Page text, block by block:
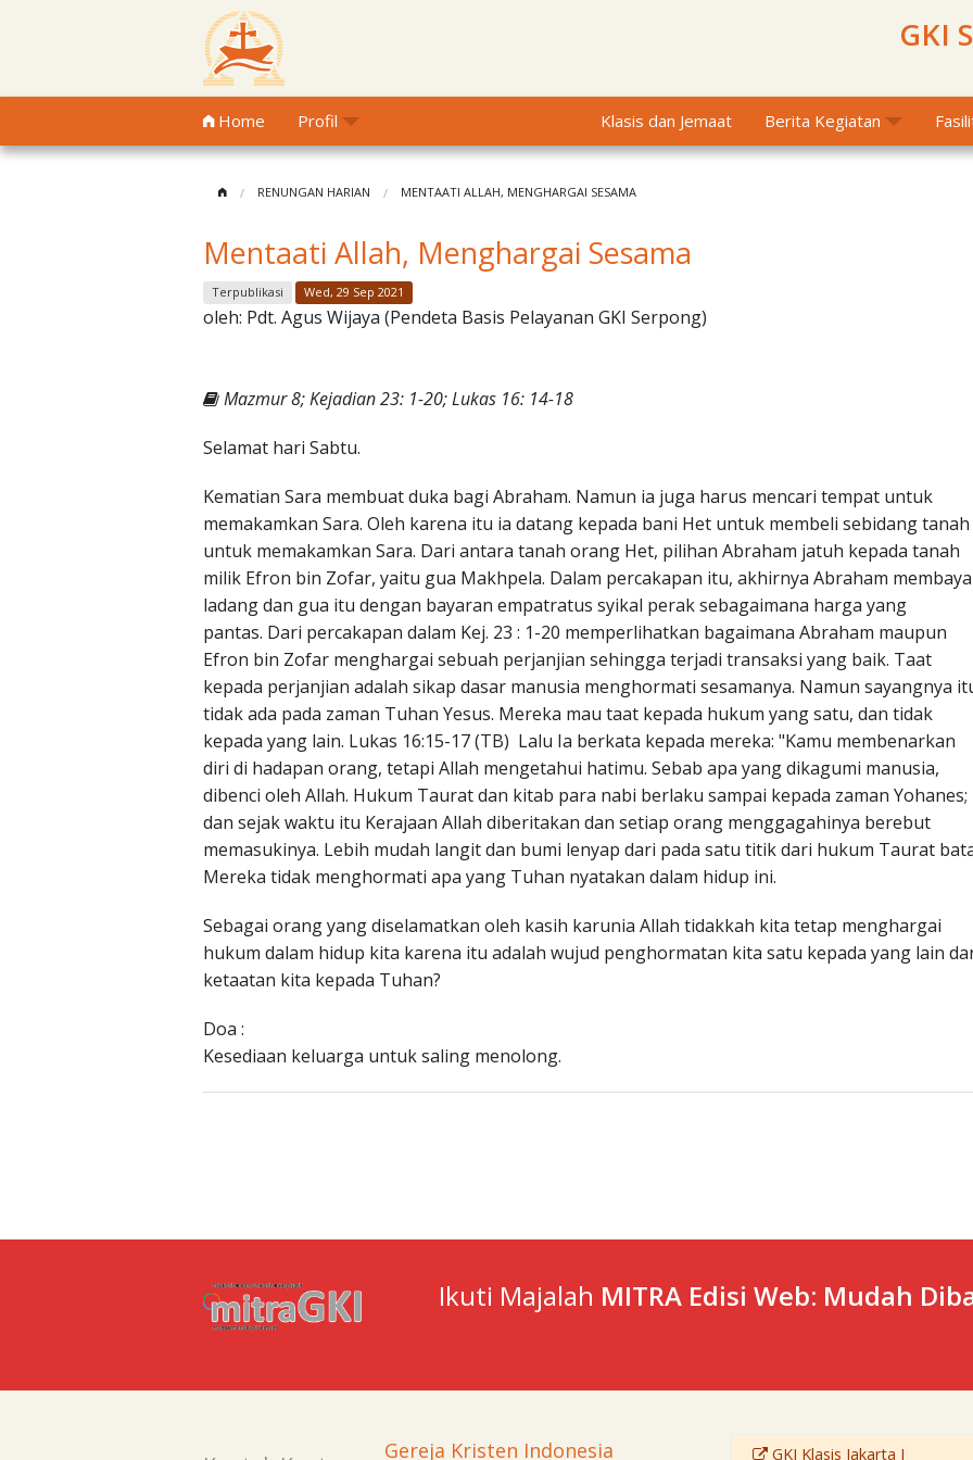
GKI
Home Profil Klasis dan Jemaat Berita Kegiatan
RENUNGAN HARIAN MENTAATI ALLAH, MENGHARGAI SESAMA
Mentaati Allah, Menghargai Sesama
Terpublikasi Wed, 29 Sep 2021
oleh: Pdt. Agus Wijaya (Pendeta Basis Pelayanan GKI Serpong)
Mazmur 8; Kejadian 23: 1-20; Lukas 16: 14-18
Selamat hari Sabtu.
Kematian Sara membuat duka bagi Abraham. Namun ia juga harus mencari tempat untuk
memakamkan Sara. Oleh karena itu ia datang kepada bani Het untuk membeli sebidang tanah
untuk memakamkan Sara. Dari antara tanah orang Het, pilihan Abraham jatuh kepada tanah
milik Efron bin Zofar, yaitu gua Makhpela. Dalam percakapan itu, akhirnya Abraham
ladang dan gua itu dengan bayaran empatratus syikal perak sebagaimana harga yang
pantas. Dari percakapan dalam Kej. 23 : 1-20 memperlihatkan bagaimana Abraham maupun
Efron bin Zofar menghargai sebuah perjanjian sehingga terjadi transaksi yang baik. Taat
kepada perjanjian adalah sikap dasar manusia menghormati sesamanya. Namun sayangnya
tidak ada pada zaman Tuhan Yesus. Mereka mau taat kepada hukum yang satu, dan tidak
kepada yang lain. Lukas 16:15-17 (TB) Lalu Ia berkata kepada mereka: "Kamu membenarkan
diri di hadapan orang, tetapi Allah mengetahui hatimu. Sebab apa yang dikagumi manusia,
dibenci oleh Allah. Hukum Taurat dan kitab para nabi berlaku sampai kepada zaman Yohanes;
dan sejak waktu itu Kerajaan Allah diberitakan dan setiap orang menggagahinya berebut
memasukinya. Lebih mudah langit dan bumi lenyap dari pada satu titik dari hukum Taurat
Mereka tidak menghormati apa yang Tuhan nyatakan dalam hidup ini.
Sebagai orang yang diselamatkan oleh kasih karunia Allah tidakkah kita tetap menghargai
hukum dalam hidup kita karena itu adalah wujud penghormatan kita satu kepada yang lain
ketaatan kita kepada Tuhan?
Doa :
Kesediaan keluarga untuk saling menolong.
Ikuti Majalah MITRA Edisi Web: Mudah
Gereja Kristen Indonesia GKI Klasis Jakarta I